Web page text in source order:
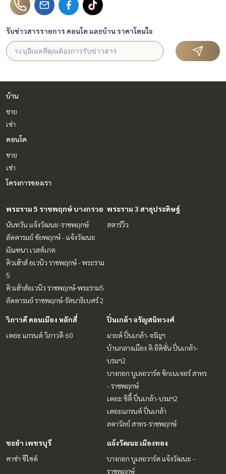
รับข่าวสารรายการ คอนโด และบ้าน ราคาโดนใจ
บ้าน
ขาย
เช่า
คอนโด
ขาย
เช่า
โครงการของเรา
พระราม 5 ราชพฤกษ์ บางกรวย
นันทวัน แจ้งวัฒนะ-ราชพฤกษ์
ลัดดารมย์ ชัยพฤกษ์ - แจ้งวัฒนะ
มัณฑนา เวสต์เกต
คิวเฮ้าส์ อเวนิว ราชพฤกษ์ - พระราม
5
คิวเฮ้าส์อเวนิว ราชพฤกษ์-พระราม5
ลัดดารมย์ ราชพฤกษ์-รัตนาธิเบศร์ 2
พระราม 3 สาธุประดิษฐ์
สตาร์วิว
วิภาวดี ดอนเมือง หลักสี่
เดอะ แกรนด์ วิภาวดี 60
ปิ่นเกล้า จรัญสนิทวงศ์
มายด์ ปิ่นเกล้า-จรัญฯ
บ้านกลางเมือง ดิ อิดิชั่น ปิ่นเกล้า-
บรมฯ2
บางกอก บูเลอวาร์ด ซิกเนเจอร์ สาทร
- ราชพฤกษ์
เดอะ ซิตี้ ปิ่นเกล้า-บรมฯ2
เดอะแกรนด์ ปิ่นเกล้า
ลดาวัลย์ สาทร-ราชพฤกษ์
ชะอำ เพชรบุรี
คาซ่า ซีไซด์
แจ้งวัฒนะ เมืองทอง
บางกอก บูเลอวาร์ด แจ้งวัฒนะ -
ราชพฤกษ์